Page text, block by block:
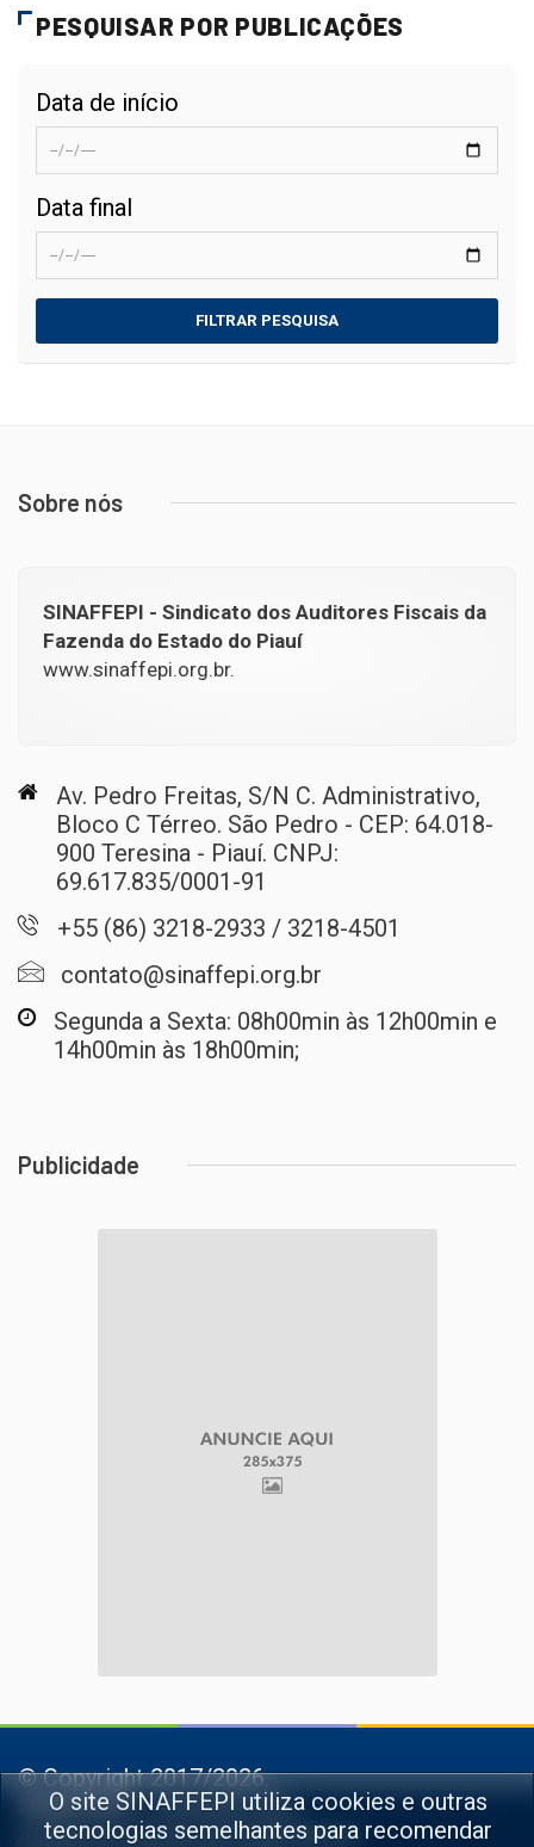
PESQUISAR POR PUBLICAÇÕES
Data de início
Data final
FILTRAR PESQUISA
Sobre nós
SINAFFEPI - Sindicato dos Auditores Fiscais da
Fazenda do Estado do Piauí
www.sinaffepi.org.br.
Av. Pedro Freitas, S/N C. Administrativo,
Bloco C Térreo. São Pedro - CEP: 64.018-
900 Teresina - Piauí. CNPJ:
69.617.835/0001-91
+55 (86) 3218-2933 / 3218-4501
contato@sinaffepi.org.br
Segunda a Sexta: 08h00min às 12h00min e
14h00min às 18h00min;
Publicidade
© Copyright 2017/2026,
SINAFFEPI-Sindicato dos
Auditores Fiscais da Fazenda do
O site SINAFFEPI utiliza cookies e outras
tecnologias semelhantes para recomendar